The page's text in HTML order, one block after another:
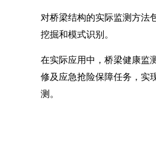
对桥梁结构的实际监测方法
挖掘和模式识别。
在实际应用中，桥梁健康监
修及应急抢险保障任务，实
测。